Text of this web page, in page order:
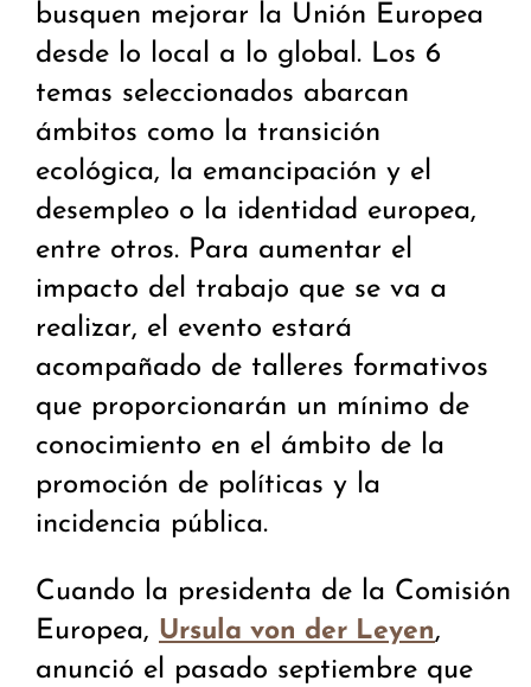
busquen mejorar la Unión Europea
desde lo local a lo global. Los 6
temas seleccionados abarcan
ámbitos como la transición
ecológica, la emancipación y el
desempleo o la identidad europea,
entre otros. Para aumentar el
impacto del trabajo que se va a
realizar, el evento estará
acompañado de talleres formativos
que proporcionarán un mínimo de
conocimiento en el ámbito de la
promoción de políticas y la
incidencia pública.
Cuando la presidenta de la Comisión
Europea, Ursula von der Leyen,
anunció el pasado septiembre que